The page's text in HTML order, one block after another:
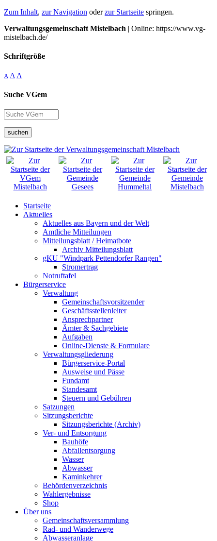
Zum Inhalt, zur Navigation oderzur Startseite springen.
Verwaltungsgemeinschaft Mistelbach | Online: https://www.vg-
mistelbach.de/
Schriftgröße
A A A
Suche VGem
suchen
Startseite
Aktuelles
Aktuelles aus Bayern und der Welt
Amtliche Mitteilungen
Mitteilungsblatt / Heimatbote
Archiv Mitteilungsblatt
gKU "Windpark Pettendorfer Rangen"
Stromertrag
Notruftafel
Bürgerservice
Verwaltung
Gemeinschaftsvorsitzender
Geschäftsstellenleiter
Ansprechpartner
Ämter & Sachgebiete
Aufgaben
Online-Dienste & Formulare
Verwaltungsgliederung
Bürgerservice-Portal
Ausweise und Pässe
Fundamt
Standesamt
Steuern und Gebühren
Satzungen
Sitzungsberichte
Sitzungsberichte (Archiv)
Ver- und Entsorgung
Bauhöfe
Abfallentsorgung
Wasser
Abwasser
Kaminkehrer
Behördenverzeichnis
Wahlergebnisse
Shop
Über uns
Gemeinschaftsversammlung
Rad- und Wanderwege
Abwasseranlage